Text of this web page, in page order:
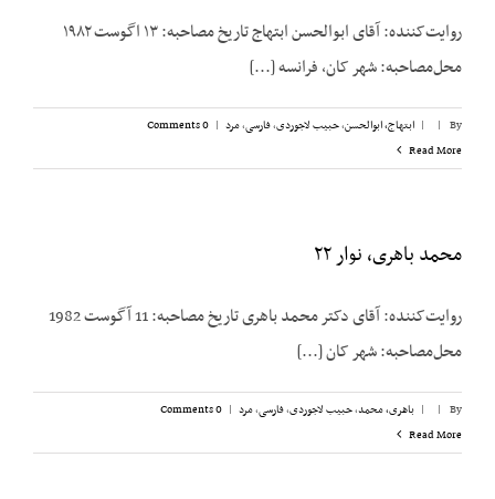
روایت‌کننده: آقای ابوالحسن ابتهاج تاریخ مصاحبه: ۱۳ اگوست ۱۹۸۲
محل‌مصاحبه: شهر کان، فرانسه [...]
By
|
| ابتهاج، ابوالحسن,حبیب لاجوردی,فارسی,مرد |
0 Comments
Read More
محمد باهری، نوار ۲۲
روایت‌کننده: آقای دکتر محمد باهری تاریخ مصاحبه: 11 آگوست 1982
محل‌مصاحبه: شهر کان [...]
By
|
| باهری، محمد,حبیب لاجوردی,فارسی,مرد |
0 Comments
Read More